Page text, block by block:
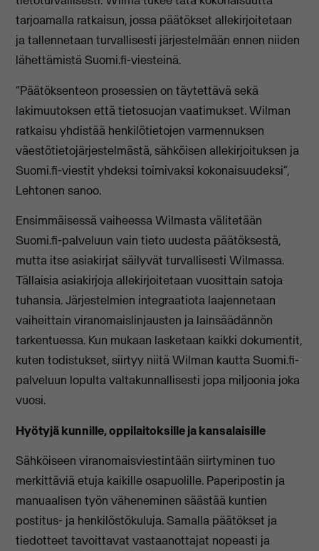
tarjoamalla ratkaisun, jossa päätökset allekirjoitetaan
ja tallennetaan turvallisesti järjestelmään ennen niiden
lähettämistä Suomi.fi-viesteinä.
“Päätöksenteon prosessien on täytettävä sekä
lakimuutoksen että tietosuojan vaatimukset. Wilman
ratkaisu yhdistää henkilötietojen varmennuksen
väestötietojärjestelmästä, sähköisen allekirjoituksen ja
Suomi.fi-viestit yhdeksi toimivaksi kokonaisuudeksi”,
Lehtonen sanoo.
Ensimmäisessä vaiheessa Wilmasta välitetään
Suomi.fi-palveluun vain tieto uudesta päätöksestä,
mutta itse asiakirjat säilyvät turvallisesti Wilmassa.
Tällaisia asiakirjoja allekirjoitetaan vuosittain satoja
tuhansia. Järjestelmien integraatiota laajennetaan
vaiheittain viranomaislinjausten ja lainsäädännön
tarkentuessa. Kun mukaan lasketaan kaikki dokumentit,
kuten todistukset, siirtyy niitä Wilman kautta Suomi.fi-
palveluun lopulta valtakunnallisesti jopa miljoonia joka
vuosi.
Hyötyjä kunnille, oppilaitoksille ja kansalaisille
Sähköiseen viranomaisviestintään siirtyminen tuo
merkittäviä etuja kaikille osapuolille. Paperipostin ja
manuaalisen työn väheneminen säästää kuntien
postitus- ja henkilöstökuluja. Samalla päätökset ja
tiedotteet tavoittavat vastaanottajat nopeasti ja